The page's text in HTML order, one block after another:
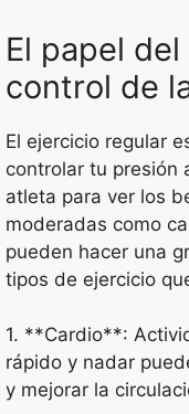
El papel
control de
El ejercicio regular
controlar tu presión
atleta para ver los
moderadas como
pueden hacer una
tipos de ejercicio
1. **Cardio**:
rápido y nadar
y mejorar la